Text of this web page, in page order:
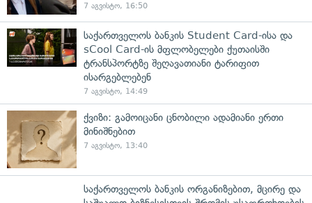
7 აგვისტო, 16:50
საქართველოს ბანკის Student Card-ისა და
sCool Card-ის მფლობელები ქუთაისში
ტრანსპორტზე შეღავათიანი ტარიფით
ისარგებლებენ
7 აგვისტო, 14:49
ქვიზი: გამოიცანი ცნობილი ადამიანი ერთი
მინიშნებით
7 აგვისტო, 13:40
საქართველოს ბანკის ორგანიზებით, მცირე და